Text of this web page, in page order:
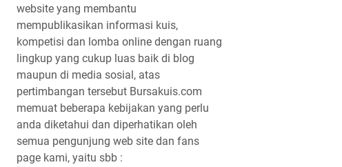
website yang membantu
mempublikasikan informasi kuis,
kompetisi dan lomba online dengan ruang
lingkup yang cukup luas baik di blog
maupun di media sosial, atas
pertimbangan tersebut Bursakuis.com
memuat beberapa kebijakan yang perlu
anda diketahui dan diperhatikan oleh
semua pengunjung web site dan fans
page kami, yaitu sbb :